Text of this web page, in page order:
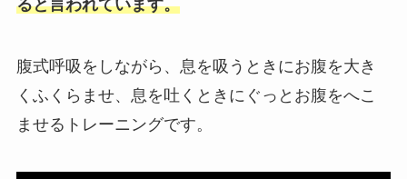
ると言われています。
腹式呼吸をしながら、息を吸うときにお腹を大き
くふくらませ、息を吐くときにぐっとお腹をへこ
ませるトレーニングです。